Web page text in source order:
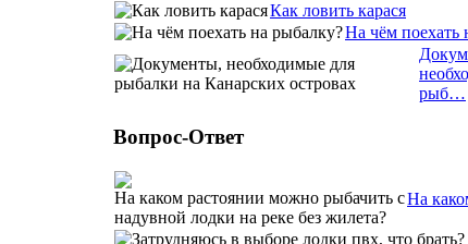
Как ловить карася
На чём поехать
рыб…
Вопрос-Ответ
На